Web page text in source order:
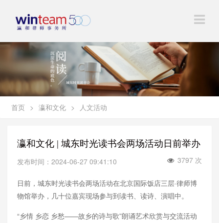
首页 > 瀛和文化 > 人文活动
瀛和文化 | 城东时光读书会两场活动日前举办
发布时间：2024-06-27 09:41:10 3797 次
日前，城东时光读书会两场活动在北京国际饭店三层·律师博
物馆举办，几十位嘉宾现场参与到读书、读诗、演唱中。
“乡情 乡恋 乡愁——故乡的诗与歌”朗诵艺术欣赏与交流活动